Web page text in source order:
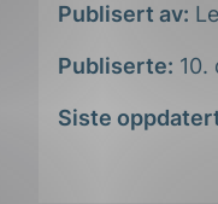
Publisert av:
Publiserte: 10.
Siste